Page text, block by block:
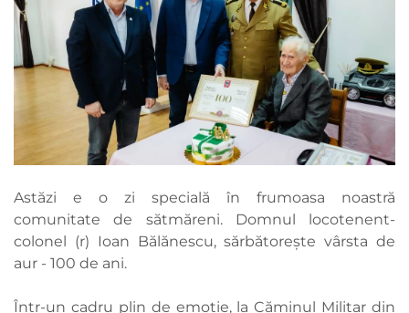
Astăzi e o zi specială în frumoasa noastră
comunitate de sătmăreni. Domnul locotenent-
colonel (r) Ioan Bălănescu, sărbătorește vârsta de
aur - 100 de ani.
Într-un cadru plin de emoție, la Căminul Militar din